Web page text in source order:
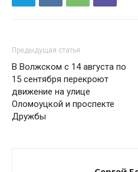
Предыдущая статья
В Волжском с 14 августа по
15 сентября перекроют
движение на улице
Оломоуцкой и проспекте
Дружбы